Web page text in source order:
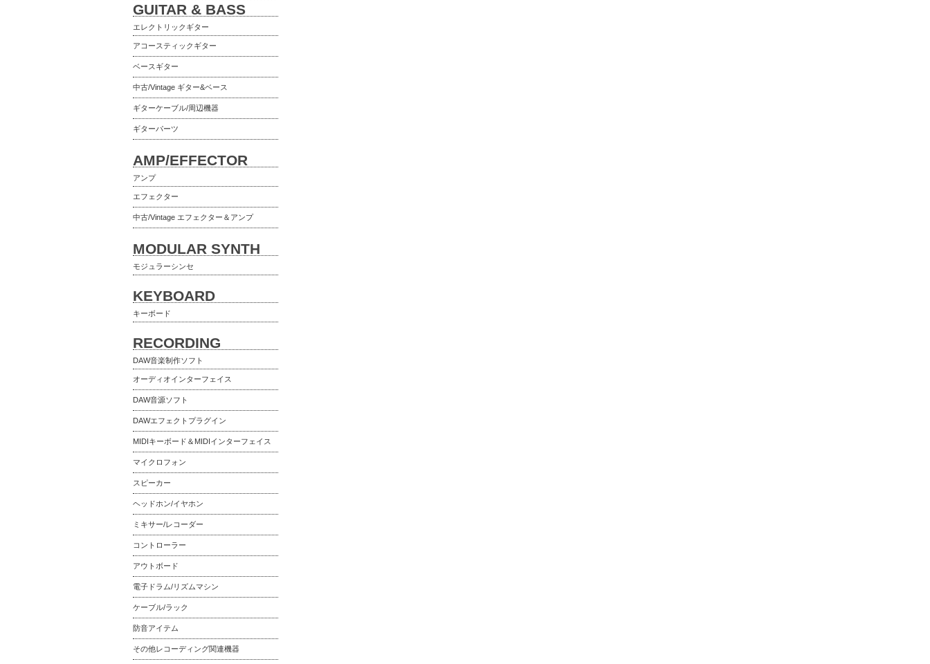
GUITAR & BASS
エレクトリックギター
アコースティックギター
ベースギター
中古/Vintage ギター&ベース
ギターケーブル/周辺機器
ギターパーツ
AMP/EFFECTOR
アンプ
エフェクター
中古/Vintage エフェクター＆アンプ
MODULAR SYNTH
モジュラーシンセ
KEYBOARD
キーボード
RECORDING
DAW音楽制作ソフト
オーディオインターフェイス
DAW音源ソフト
DAWエフェクトプラグイン
MIDIキーボード＆MIDIインターフェイス
マイクロフォン
スピーカー
ヘッドホン/イヤホン
ミキサー/レコーダー
コントローラー
アウトボード
電子ドラム/リズムマシン
ケーブル/ラック
防音アイテム
その他レコーディング関連機器